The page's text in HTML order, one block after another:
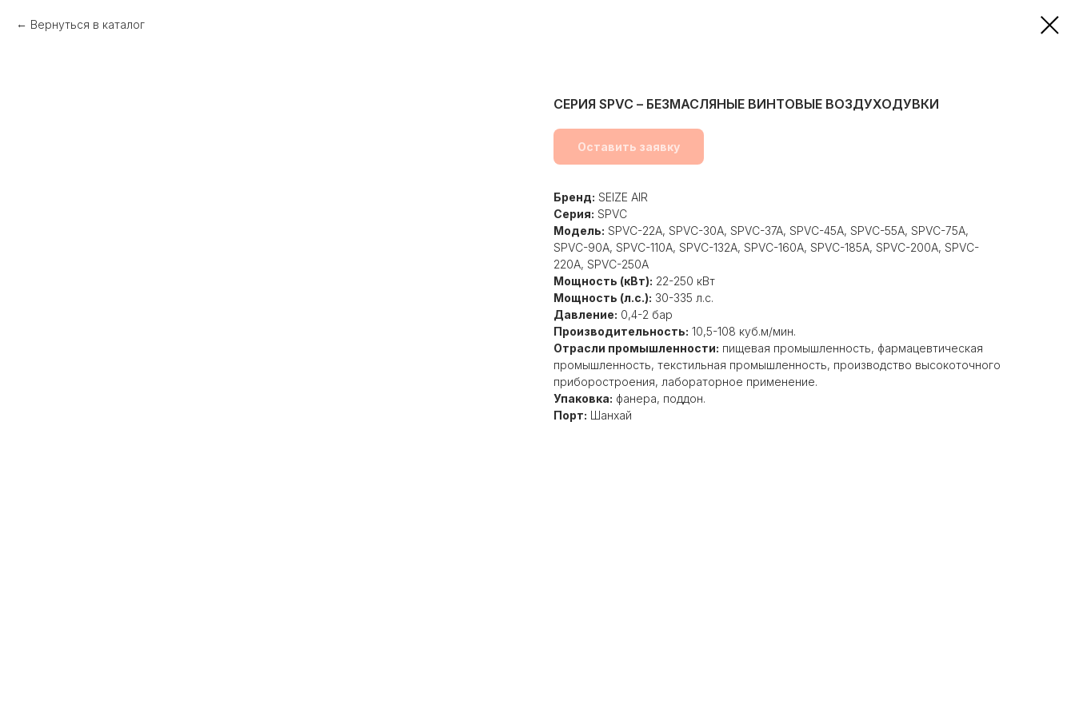
Вернуться в каталог
СЕРИЯ SPVC – БЕЗМАСЛЯНЫЕ ВИНТОВЫЕ ВОЗДУХОДУВКИ
Оставить заявку
Бренд: SEIZE AIR
Серия: SPVC
Модель: SPVC-22A, SPVC-30A, SPVC-37A, SPVC-45A, SPVC-55A, SPVC-75A,
SPVC-90A, SPVC-110A, SPVC-132A, SPVC-160A, SPVC-185A, SPVC-200A, SPVC-
220А, SPVC-250А
Мощность (кВт): 22-250 кВт
Мощность (л.с.): 30-335 л.с.
Давление: 0,4-2 бар
Производительность: 10,5-108 куб.м/мин.
Отрасли промышленности: пищевая промышленность, фармацевтическая
промышленность, текстильная промышленность, производство высокоточного
приборостроения, лабораторное применение.
Упаковка: фанера, поддон.
Порт: Шанхай